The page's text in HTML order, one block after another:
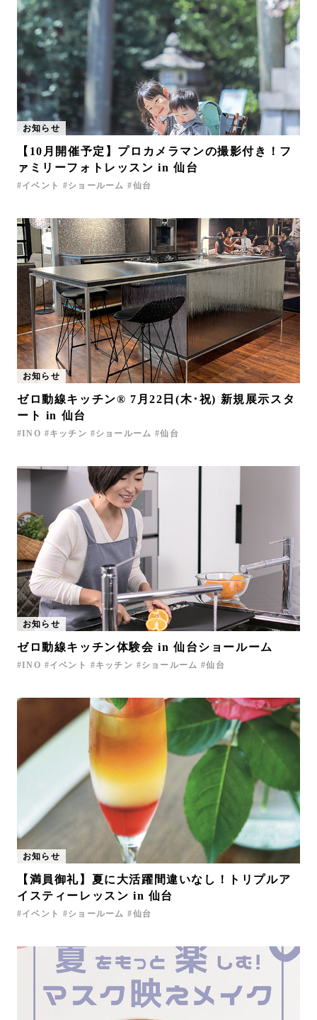
お知らせ
【10月開催予定】プロカメラマンの撮影付き！フ
ァミリーフォトレッスン in 仙台
イベント ショールーム 仙台
お知らせ
ゼロ動線キッチン® 7月22日(木･祝) 新規展示スタ
ート in 仙台
INO キッチン ショールーム 仙台
お知らせ
ゼロ動線キッチン体験会 in 仙台ショールーム
INO イベント キッチン ショールーム 仙台
お知らせ
【満員御礼】夏に大活躍間違いなし！トリプルア
イスティーレッスン in 仙台
イベント ショールーム 仙台